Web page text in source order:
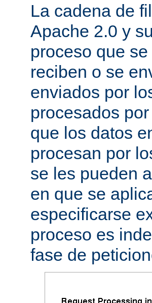
La cadena de
Apache 2.0 y
proceso que
reciben o se
enviados por
procesados por
que los datos
procesan por
se les pueden
en que se
especificarse
proceso es
fase de